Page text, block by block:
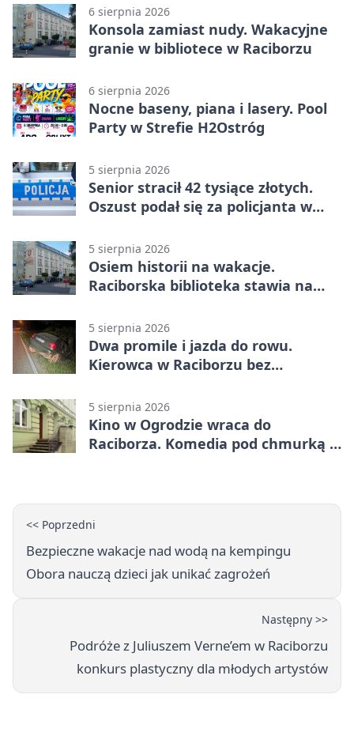
6 sierpnia 2026
Konsola zamiast nudy. Wakacyjne
granie w bibliotece w Raciborzu
6 sierpnia 2026
Nocne baseny, piana i lasery. Pool
Party w Strefie H2Ostróg
5 sierpnia 2026
Senior stracił 42 tysiące złotych.
Oszust podał się za policjanta w
5 sierpnia 2026
Osiem historii na wakacje.
Raciborska biblioteka stawia na
5 sierpnia 2026
Dwa promile i jazda do rowu.
Kierowca w Raciborzu bez
5 sierpnia 2026
Kino w Ogrodzie wraca do
Raciborza. Komedia pod chmurką w
<< Poprzedni
Bezpieczne wakacje nad wodą na kempingu
Obora nauczą dzieci jak unikać zagrożeń
Następny >>
Podróże z Juliuszem Verne’em w Raciborzu
konkurs plastyczny dla młodych artystów